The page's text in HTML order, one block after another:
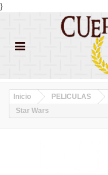
}
Inicio PELICULAS
Star Wars